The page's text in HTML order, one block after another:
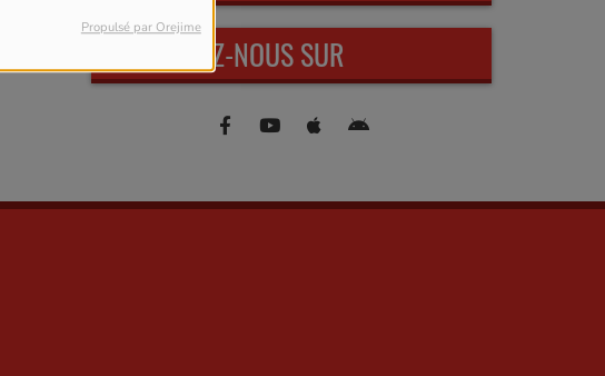
Propulsé par Orejime
RETROUVEZ-NOUS SUR